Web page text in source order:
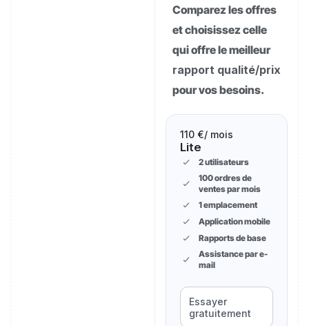
Comparez les offres
et choisissez celle
qui offre le meilleur
rapport qualité/prix
pour vos besoins.
110 €/ mois
Lite
2 utilisateurs
100 ordres de
ventes par mois
1 emplacement
Application mobile
Rapports de base
Assistance par e-
mail
Essayer
gratuitement